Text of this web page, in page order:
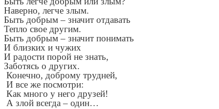
Наверно, легче злым.
Быть добрым – значит отдавать
Тепло свое другим.
Быть добрым – значит понимать
И близких и чужих
И радости порой не знать,
Заботясь о других.
Конечно, доброму трудней,
И все же посмотри:
Как много у него друзей!
А злой всегда – один…